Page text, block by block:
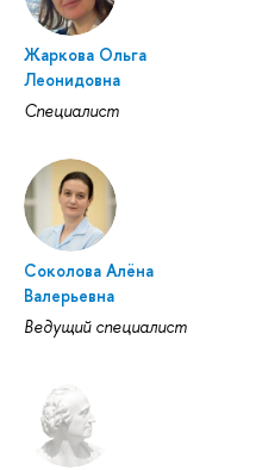
Жаркова Ольга
Леонидовна
Специалист
Соколова Алёна
Валерьевна
Ведущий специалист